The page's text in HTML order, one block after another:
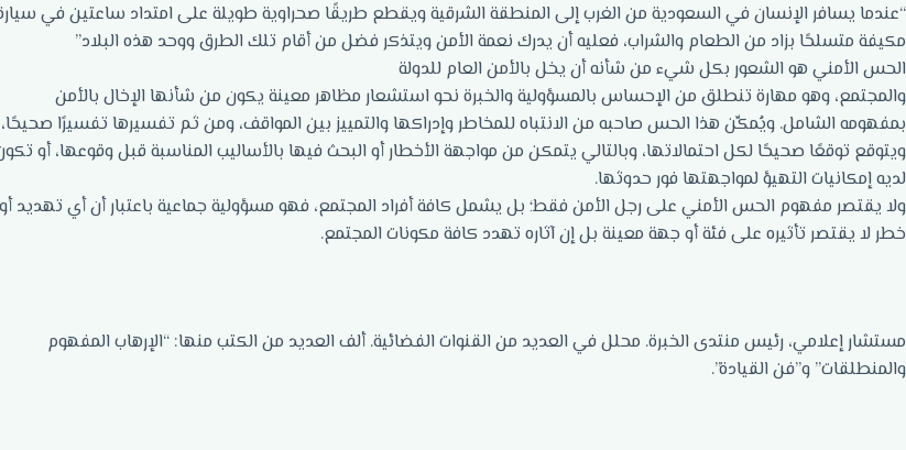
“عندما يسافر الإنسان في السعودية من الغرب إلى المنطقة الشرقية ويقطع طريقًا صحراوية طويلة على امتداد ساعتين في
مكيفة متسلحًا بزاد من الطعام والشراب، فعليه أن يدرك نعمة الأمن ويتذكر فضل من أقام تلك الطرق ووحد هذه البلاد”
الحس الأمني هو الشعور بكل شيء من شأنه أن يخل بالأمن العام للدولة
والمجتمع، وهو مهارة تنطلق من الإحساس بالمسؤولية والخبرة نحو استشعار مظاهر معينة يكون من شأنها الإخال بالأمن
بمفهومه الشامل. ويُمكِّن هذا الحس صاحبه من الانتباه للمخاطر وإدراكها والتمييز بين المواقف، ومن ثم تفسيرها تفسيرًا صحيحًا،
ويتوقع توقعًا صحيحًا لكل احتمالاتها، وبالتالي يتمكن من مواجهة الأخطار أو البحث فيها بالأساليب المناسبة قبل وقوعها، أو
لديه إمكانيات التهيؤ لمواجهتها فور حدوثها.
ولا يقتصر مفهوم الحس الأمني على رجل الأمن فقط؛ بل يشمل كافة أفراد المجتمع، فهو مسؤولية جماعية باعتبار أن أي تهديد أو
خطر لا يقتصر تأثيره على فئة أو جهة معينة بل إن آثاره تهدد كافة مكونات المجتمع.
مستشار إعلامي، رئيس منتدى الخبرة. محلل في العديد من القنوات الفضائية. ألف العديد من الكتب منها: “الإرهاب المفهوم
والمنطلقات” و”فن القيادة”.